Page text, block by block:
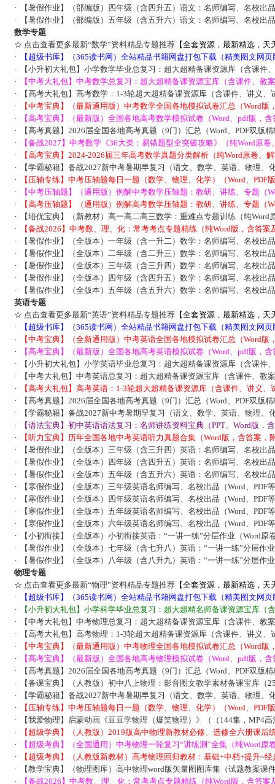
·
【暑假作业】（部编版）四年级（含四升五）语文：名师编写、名校出
·
【暑假作业】（部编版）五年级（含五升六）语文：名师编写、名校出
数学专题
☆ 点击查看更多最新“数学”资料精品专题推荐【全套资源，最新精选，天
·
【超级书库】（365读书网）全站精品书籍网盘打包下载（精美图文网
·
【小升初大礼包】小学数学毕业总复习：超大超精备课资源库（含课件
·
【中考大礼包】中考数学总复习：超大超精备课资源宝库（含课件、教
·
【高考大礼包】高考数学：1-3轮超大超精备课资源库（含课件、讲义、
·
【中考宝典】（最新通用版）中考数学全国各地模拟试卷汇总（Word版
·
【高考宝典】（最新版）全国各地高考数学模拟试卷（Word、pdf版，含
·
【高考真题】2026届全国各地高考真题（9门）汇总（Word、PDF双版
·
【备战2027】中考数学《36大类：易错题型全突破攻略》（纯Word原卷
·
【高考宝典】2024-2026届三年高考数学真题分类解析（纯Word原卷、
·
【学霸秘籍】备战2027新中考暑期早复习（语文、数学、英语、物理、
·
【压轴专练】中考压轴题每日一题（数学、物理、化学）（Word、PDF
·
【中考压轴题】（通用版）例解中考数学压轴题：教研、讲练、专题（
·
【高考压轴题】（通用版）例解高考数学压轴题：教研、讲练、专题（
·
【培优宝典】（新教材）高一高二高三数学：重难点专题训练（纯Word
·
【备战2026】中考数、理、化：常考考点专题精练（纯Word版，含答案
·
【暑假作业】（全版本）一年级（含一升二）数学：名师编写、名校出
·
【暑假作业】（全版本）二年级（含二升三）数学：名师编写、名校出
·
【暑假作业】（全版本）三年级（含三升四）数学：名师编写、名校出
·
【暑假作业】（全版本）四年级（含四升五）数学：名师编写、名校出
·
【暑假作业】（全版本）五年级（含五升六）数学：名师编写、名校出
英语专题
☆ 点击查看更多最新“英语”资料精品专题推荐【全套资源，最新精选，天
·
【超级书库】（365读书网）全站精品书籍网盘打包下载（精美图文网
·
【中考宝典】（全新通用版）中考英语全国各地模拟试卷汇总（Word版
·
【高考宝典】（最新版）全国各地高考英语模拟试卷（Word、pdf版，含
·
【小升初大礼包】小学英语毕业总复习：超大超精备课资源库（含课件
·
【中考大礼包】中考英语总复习：超大超精备课资源宝库（含课件、教
·
【高考大礼包】高考英语：1-3轮超大超精备课资源库（含课件、讲义、
·
【高考真题】2026届全国各地高考真题（9门）汇总（Word、PDF双版
·
【学霸秘籍】备战2027新中考暑期早复习（语文、数学、英语、物理、
·
【语法宝典】初中英语语法复习：名师讲练资料宝典（PPT、Word版，
·
【听力宝典】历年全国各地中考英语听力真题合集（Word版，含答案，
·
【暑假作业】（全版本）三年级（含三升四）英语：名师编写、名校出
·
【暑假作业】（全版本）四年级（含四升五）英语：名师编写、名校出
·
【暑假作业】（全版本）五年级（含五升六）英语：名师编写、名校出
·
【寒假作业】（全版本）三年级英语名师编写、名校出品（Word、PDF
·
【寒假作业】（全版本）四年级英语名师编写、名校出品（Word、PDF
·
【寒假作业】（全版本）五年级英语名师编写、名校出品（Word、PDF
·
【寒假作业】（全版本）六年级英语名师编写、名校出品（Word、PDF
·
【小初衔接】（全版本）小初衔接英语：“一讲一练”分层作业（Word原
·
【暑假作业】（全版本）七年级（含七升八）英语：“一讲一练”分层作
·
【暑假作业】（全版本）八年级（含八升九）英语：“一讲一练”分层作
物理专题
☆ 点击查看更多最新“物理”资料精品专题推荐【全套资源，最新精选，天
·
【超级书库】（365读书网）全站精品书籍网盘打包下载（精美图文网
·
【小升初大礼包】小学科学毕业总复习：超大超精名师备课资源宝库（
·
【中考大礼包】中考物理总复习：超大超精备课资源宝库（含课件、教
·
【高考大礼包】高考物理：1-3轮超大超精备课资源库（含课件、讲义、
·
【中考宝典】（最新通用版）中考物理全国各地模拟试卷汇总（Word版
·
【高考宝典】（最新版）全国各地高考物理模拟试卷（Word、pdf版，含
·
【高考真题】2026届全国各地高考真题（9门）汇总（Word、PDF双版
·
【备课宝典】（人教版）初中八上物理：影音图文教学素材备课宝库（
·
【学霸秘籍】备战2027新中考暑期早复习（语文、数学、英语、物理、
·
【压轴专练】中考压轴题每日一题（数学、物理、化学）（Word、PDF
·
【我爱物理】启蒙动画《豆豆学物理（爆笑物理）》（（144集，MP4高
·
【超级学典】（人教版）2019版高中物理新教材必修、选修全六册课后
·
【超级考典】（全国通用）中考物理一轮复习“讲练测”全集（纯Word原
·
【超级考典】（人教版新教材）高考物理回归教材：基础+中档+提升~经
·
【教学宝典】（物理图库）高中物理word版矢量图图库集（试题教案课
·
【备战2026】中考数、理、化：常考考点专题精练（纯Word版，含答案